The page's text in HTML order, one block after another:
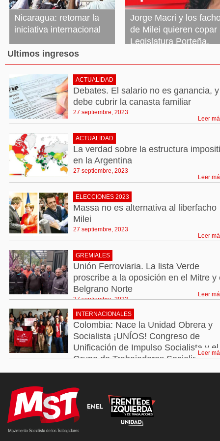
Nicaragua: retomar la
iniciativa internacional
Jorge Macri y los
de Milei quieren copar
Legislatura Porteña.
bancas de izquierda
Ultimos ingresos
ACTUALIDAD
Debates. El salario no es ganancia, y
debe cubrir la canasta familiar
27 septiembre, 2023
Leer
ACTUALIDAD
La verdad sobre la estructura
en la Argentina
27 septiembre, 2023
Leer
ELECCIONES 2023
Massa no es alternativa al liberfacho
Milei
27 septiembre, 2023
Leer
GREMIALES
Unión Ferroviaria. La lista Verde
proscribe a la oposición en el Mitre y
Belgrano Norte
27 septiembre, 2023
Leer
INTERNACIONALES
Colombia: Nace la Unidad Obrera y
Socialista ¡UNÍOS! Congreso de
Unificación de Impulso Socialista y el
Grupo de Trabajadores Socialistas
Leer